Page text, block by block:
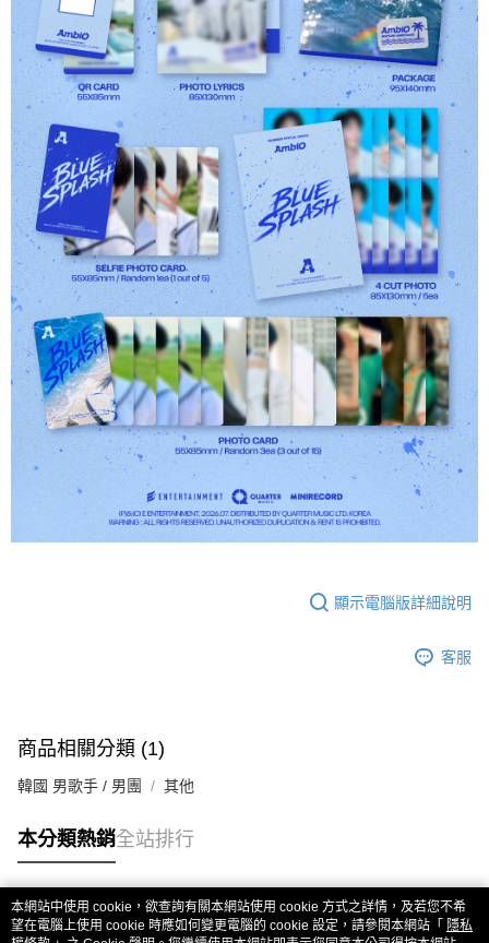
顯示電腦版詳細說明
客服
商品相關分類 (1)
韓國 男歌手 / 男團 其他
本分類熱銷全站排行
熱門標籤
本網站中使用 cookie，欲查詢有關本網站使用 cookie 方式之詳情，及若您不希
望在電腦上使用 cookie 時應如何變更電腦的 cookie 設定，請參閱本網站「 隱私